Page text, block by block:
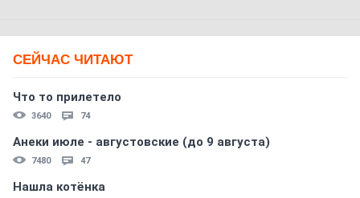
СЕЙЧАС ЧИТАЮТ
Что то прилетело
3640 74
Анеки июле - августовские (до 9 августа)
7480 47
Нашла котёнка